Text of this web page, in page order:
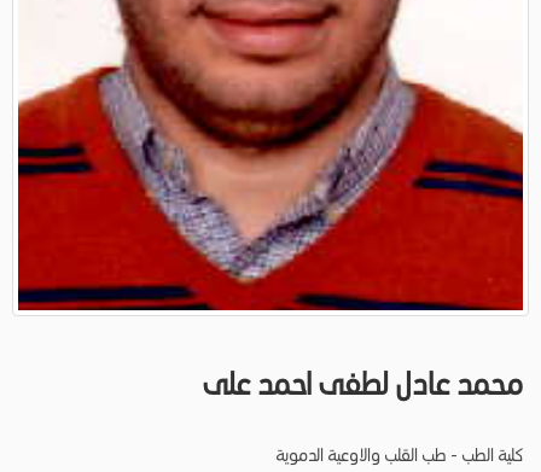
محمد عادل لطفى احمد على
كلية الطب - طب القلب والاوعية الدموية